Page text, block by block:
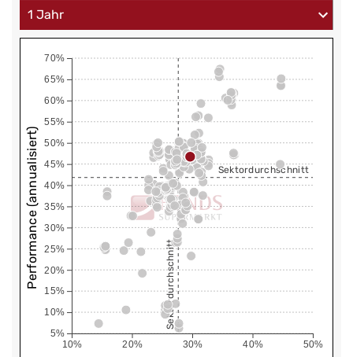
10% 20% 30% 40% 50%
5%
10%
15%
20%
25%
30%
35%
40%
45%
50%
55%
60%
65%
70%
Sektordurchschnitt
Sektordurchschnitt
Performance (annualisiert)